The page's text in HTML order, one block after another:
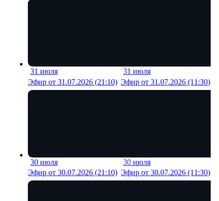
31 июля
18 мин
Эфир от 31.07.2026 (21:10)
31 июля
Эфир от 31.07.2026 (11:30)
30 июля
18 мин
Эфир от 30.07.2026 (21:10)
30 июля
Эфир от 30.07.2026 (11:30)